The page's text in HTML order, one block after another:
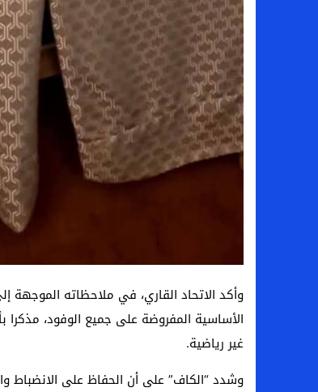
وأكد الاتحاد القاري، في ملاحظاته الموجهة
الأساسية المفروضة على جميع الوفود،
غير رياضية.
وشدد “الكاف” على أن الحفاظ على الانضباط